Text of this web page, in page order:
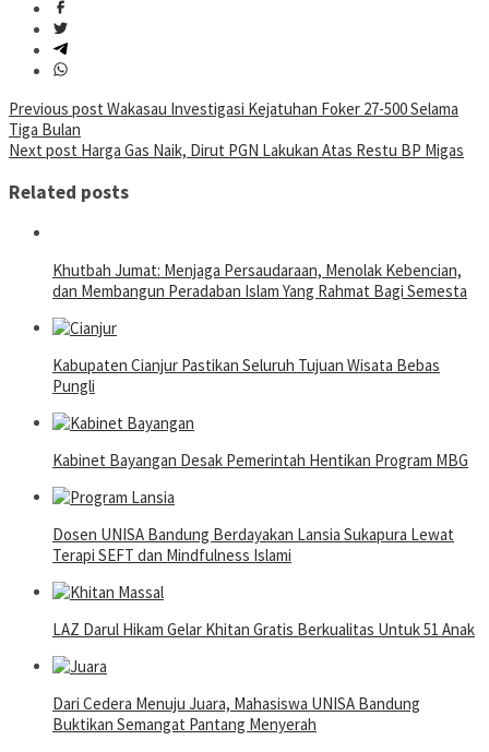
Post
navigation
Previous post Wakasau Investigasi Kejatuhan Foker 27-500 Selama
Tiga Bulan
Next post Harga Gas Naik, Dirut PGN Lakukan Atas Restu BP Migas
Related posts
Khutbah Jumat: Menjaga Persaudaraan, Menolak Kebencian,
dan Membangun Peradaban Islam Yang Rahmat Bagi Semesta
Kabupaten Cianjur Pastikan Seluruh Tujuan Wisata Bebas
Pungli
Kabinet Bayangan Desak Pemerintah Hentikan Program MBG
Dosen UNISA Bandung Berdayakan Lansia Sukapura Lewat
Terapi SEFT dan Mindfulness Islami
LAZ Darul Hikam Gelar Khitan Gratis Berkualitas Untuk 51 Anak
Dari Cedera Menuju Juara, Mahasiswa UNISA Bandung
Buktikan Semangat Pantang Menyerah